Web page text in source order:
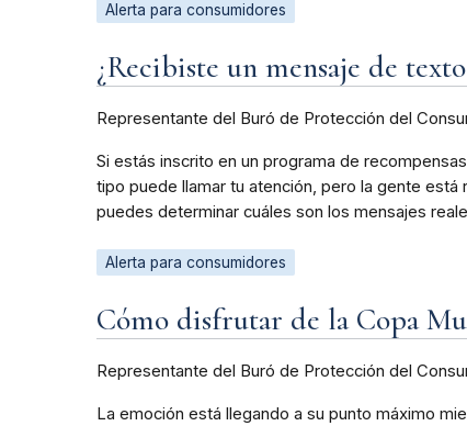
Alerta para consumidores
¿Recibiste un mensaje de
Representante del Buró de Protección del
Si estás inscrito en un programa de
tipo puede llamar tu atención, pero la gente
puedes determinar cuáles son los mensajes
Alerta para consumidores
Cómo disfrutar de la Copa
Representante del Buró de Protección del
La emoción está llegando a su punto máximo